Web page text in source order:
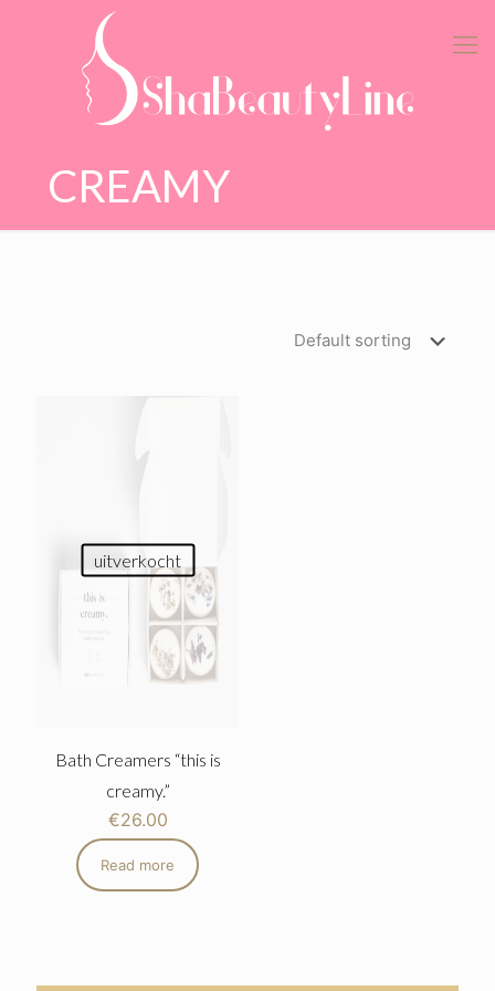
CREAMY
uitverkocht
Bath Creamers “this is
creamy.”
€26.00
Read more